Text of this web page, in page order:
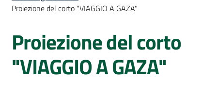
Assemblea
Attività
Proiezione del corto "VIAGGIO A GAZA"
Salta al contenuto
Proiezione del corto
"VIAGGIO A GAZA"